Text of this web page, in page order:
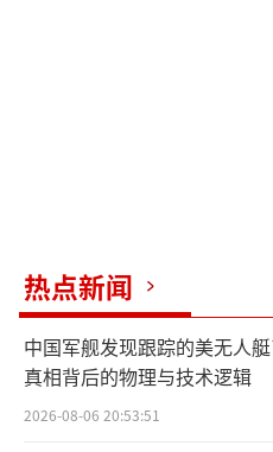
热点新闻
中国军舰发现跟踪的美无人
真相背后的物理与技术逻辑
2026-08-06 20:53:51